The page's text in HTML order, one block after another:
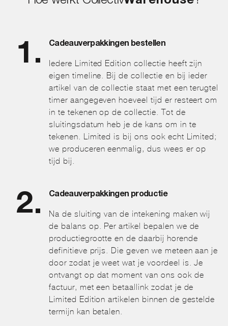
Cadeauverpakkingen bestellen
Iedere Limited Edition collectie heeft zijn
eigen timeline. Bij de collectie en bij ieder
artikel van de collectie staat met een terugtel
timer aangegeven hoeveel tijd er resteert om
in te tekenen op de collectie. Tot de
sluitingsdatum heb je de kans om in te
tekenen. Limited is bij ons ook echt Limited;
we produceren eenmalig, dus wees er op
tijd bij.
Cadeauverpakkingen productie
Na de sluiting van de intekening maken wij
de balans op. Per artikel bepalen we de
productiegrootte en de daarbij horende
definitieve prijs. Die geven we meteen aan je
door zodat je weet wat je voordeel is. Je
ontvangt op dat moment van ons ook de
factuur, met een betaallink zodat je de
Limited Edition artikelen binnen de gestelde
termijn kan betalen.